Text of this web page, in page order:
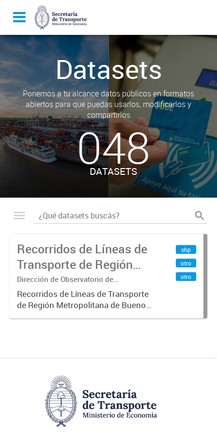
Datasets
Ponemos a tu alcance datos públicos en formatos
abiertos para que puedas usarlos, modificarlos y
compartirlos
048
DATASETS
Recorridos de Líneas de
Transporte de Región
Metropolitana de
Buenos Aires (RMBA)
Dirección de Observatorio de
Transporte, Estudio y Sistemas
Recorridos de Líneas de Transporte
de Región Metropolitana de Buenos
Aires (RMBA).-
shp
otro
otro